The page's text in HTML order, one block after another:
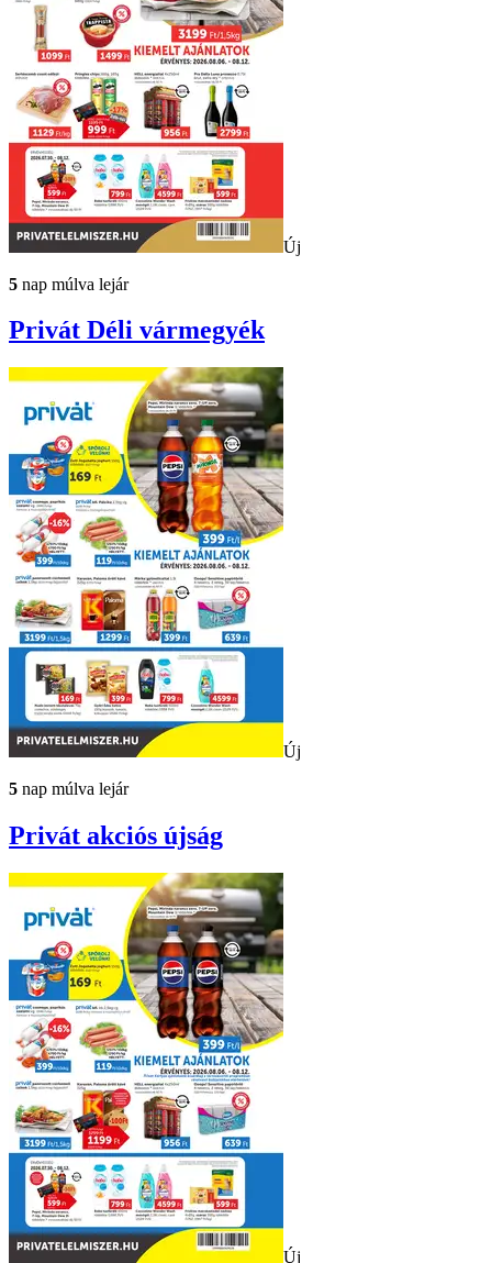
Új
5 nap múlva lejár
Privát Déli vármegyék
Új
5 nap múlva lejár
Privát akciós újság
Új